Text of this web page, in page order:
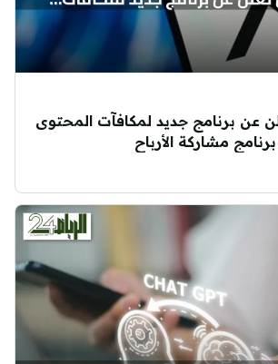
عن برنامج جديد لمكافآت المحتوى
مشاركة الأرباح